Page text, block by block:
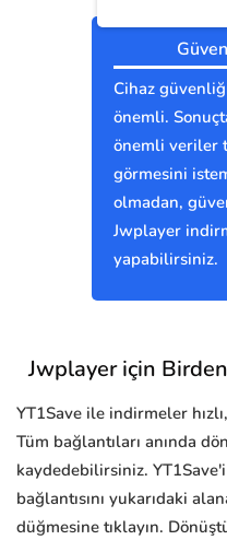
Cihaz
önemli.
önemli veriler
görmesini
olmadan,
Jwplayer
yapabilirsiniz.
Jwplayer için
YT1Save ile indirmeler
Tüm bağlantıları anında
kaydedebilirsiniz.
bağlantısını yukarıdaki
düğmesine tıklayın.